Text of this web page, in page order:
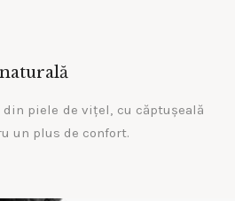
din piele de vițel, cu căptușeală
un plus de confort.